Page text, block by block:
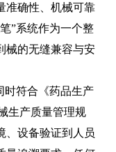
准确性、机械可靠
”系统作为一个整
械的无缝兼容与安
时符合《药品生产
生产质量管理规
、设备验证到人员